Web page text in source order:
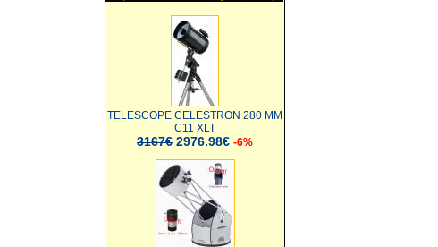
TELESCOPE CELESTRON 280 MM
C11 XLT
3167€ 2976.98€ -6%